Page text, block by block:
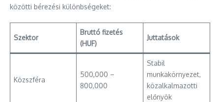
közötti bérezési különbségeket:
Szektor
Bruttó fizetés
(HUF)
Juttatások
Közszféra
500,000 –
800,000
Stabil
munkakörnyezet,
közalkalmazotti
előnyök